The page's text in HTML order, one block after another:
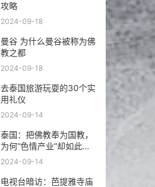
攻略
2024-09-18
曼谷 为什么曼谷被称为佛
教之都
2024-09-18
去泰国旅游玩耍的30个实
用礼仪
2024-09-14
泰国：把佛教奉为国教，
为何“色情产业”却如此繁
荣发达？
2024-09-14
电视台暗访：芭提雅寺庙